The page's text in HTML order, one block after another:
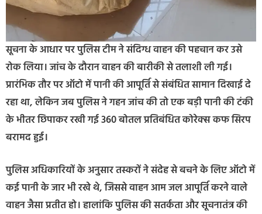
सूचना के आधार पर पुलिस टीम ने संदिग्ध वाहन की पहचान कर उसे
रोक लिया। जांच के दौरान वाहन की बारीकी से तलाशी ली गई।
प्रारंभिक तौर पर ऑटो में पानी की आपूर्ति से संबंधित सामान दिखाई दे
रहा था, लेकिन जब पुलिस ने गहन जांच की तो एक बड़ी पानी की टंकी
के भीतर छिपाकर रखी गई 360 बोतल प्रतिबंधित कोरेक्स कफ सिरप
बरामद हुई।
पुलिस अधिकारियों के अनुसार तस्करों ने संदेह से बचने के लिए ऑटो में
कई पानी के जार भी रखे थे, जिससे वाहन आम जल आपूर्ति करने वाले
वाहन जैसा प्रतीत हो। हालांकि पुलिस की सतर्कता और सूचनातंत्र की